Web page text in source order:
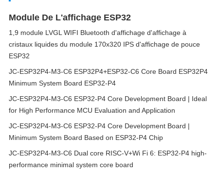
Module De L'affichage ESP32
1,9 module LVGL WIFI Bluetooth d'affichage d'affichage à
cristaux liquides du module 170x320 IPS d'affichage de pouce
ESP32
JC-ESP32P4-M3-C6 ESP32P4+ESP32-C6 Core Board ESP32P4
Minimum System Board ESP32-P4
JC-ESP32P4-M3-C6 ESP32-P4 Core Development Board | Ideal
for High Performance MCU Evaluation and Application
JC-ESP32P4-M3-C6 ESP32-P4 Core Development Board |
Minimum System Board Based on ESP32-P4 Chip
JC-ESP32P4-M3-C6 Dual core RISC-V+Wi Fi 6: ESP32-P4 high-
performance minimal system core board